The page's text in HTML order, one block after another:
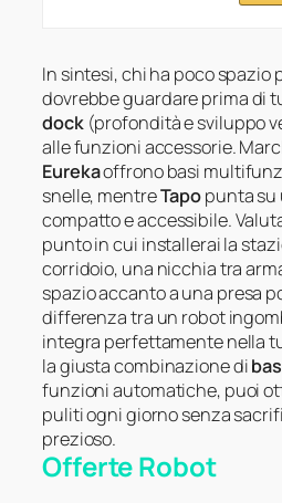
In sintesi, chi ha poco spazio
dovrebbe guardare prima di
dock(profondità e sviluppo
alle funzioni accessorie.
Eurekaoffrono basi
snelle, mentreTapopunta su
compatto e accessibile.
punto in cui installerai la
corridoio, una nicchia tra
spazio accanto a una presa
differenza tra un robot
integra perfettamente nella
la giusta combinazione di
funzioni automatiche, puoi
puliti ogni giorno senza
prezioso.
Offerte Robot